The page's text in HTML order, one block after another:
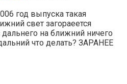
год выпуска такая
свет загораеется
на ближний ничего
что делать? ЗАРАНЕЕ